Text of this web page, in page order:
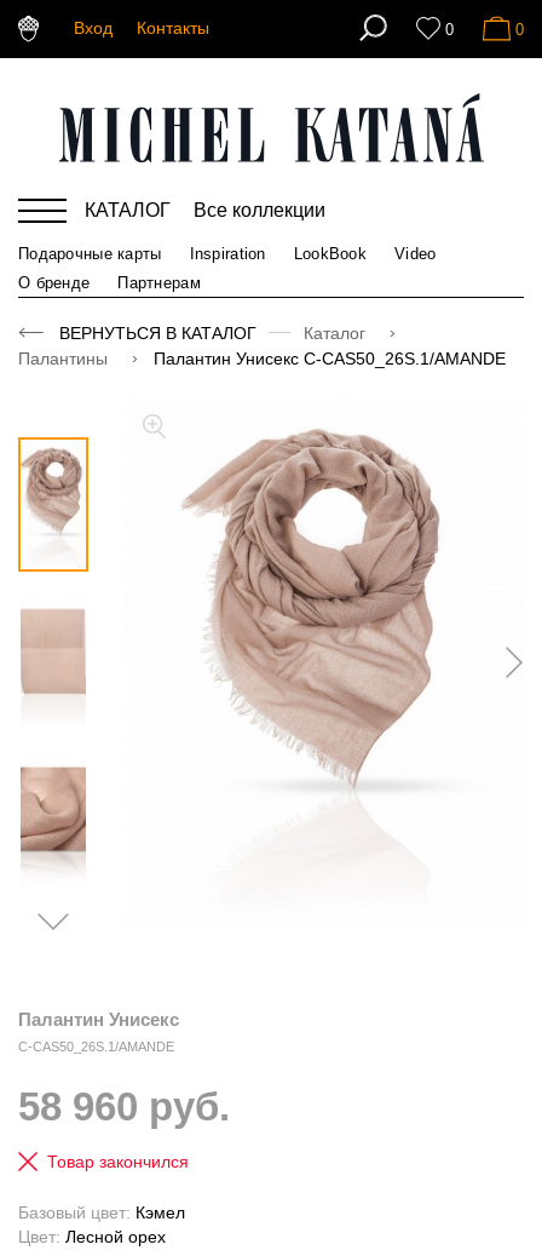
Вход Контакты 0 0
КАТАЛОГ Все коллекции
Подарочные карты Inspiration LookBook
Video
О бренде
Партнерам
ВЕРНУТЬСЯ В КАТАЛОГ
Каталог
Палантины
Палантин Унисекс C-CAS50_26S.1/AMANDE
Палантин Унисекс
C-CAS50_26S.1/AMANDE
58 960 руб.
Товар закончился
Базовый цвет: Кэмел
Цвет: Лесной орех